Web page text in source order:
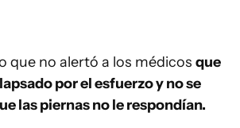
que no alertó a los médicos que
por el esfuerzo y no se
las piernas no le respondían.